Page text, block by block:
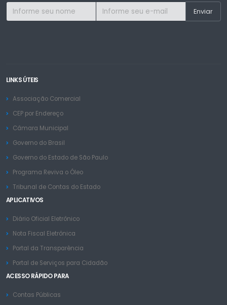
LINKS ÚTEIS
Associação Comercial
CEP por Endereço
Câmara Municipal
Governo do Brasil
Governo do Estado de São Paulo
Programa Reviva o Óleo
Tribunal de Contas do Estado
APLICATIVOS
Diário Oficial Eletrônico
Nota Fiscal Eletrônica
Portal da Transparência
Portal de Serviços para Cidadão
ACESSO RÁPIDO PARA
Contas Públicas